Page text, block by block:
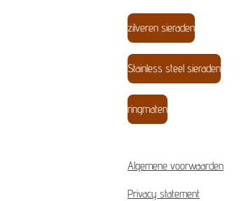
zilveren sieraden
Stainless steel sieraden
ringmaten
Algemene voorwaarden
Privacy statement